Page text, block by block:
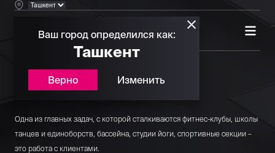
CRM для фитнес-клуба
Одна из главных задач, с которой сталкиваются фитнес-клубы, школы
танцев и единоборств, бассейна, студии йоги, спортивные секции –
это работа с клиентами.
Ваш город определился как:
Ташкент
Верно Изменить